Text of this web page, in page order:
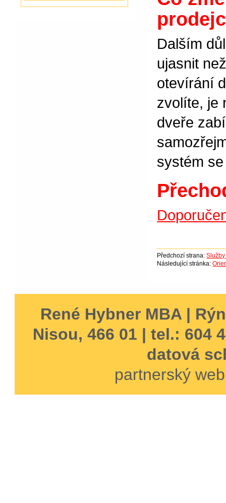
Dalším
ujasnit
otevírání
zvolíte, je
dveře
systém
Předchozí strana:
Následující stránka:
René Hybner MBA |
Nisou, 466 01 | tel.: 604
datová
partnerský